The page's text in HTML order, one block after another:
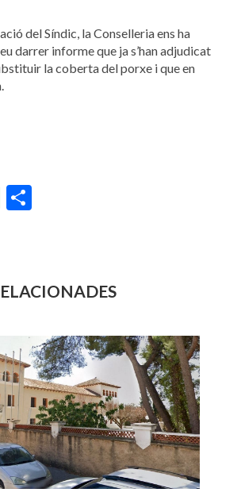
del Síndic, la Conselleria ens ha
darrer informe que ja s’han adjudicat
la coberta del porxe i que en
WhatsApp